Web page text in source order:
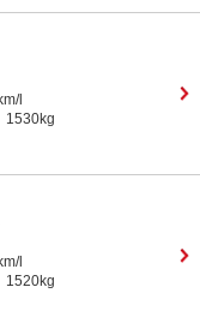
l
1530kg
l
1520kg